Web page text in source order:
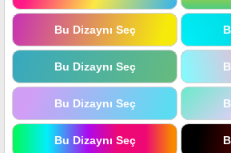
Bu Dizaynı Seç
Bu Dizaynı Seç
Bu Dizaynı Seç
Bu Dizaynı Seç